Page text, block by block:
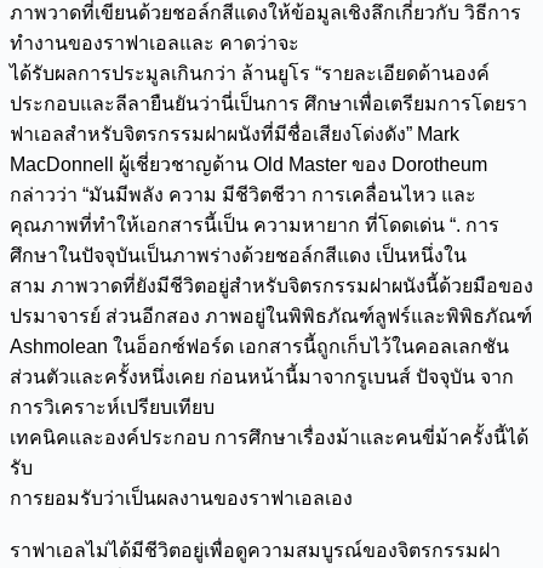
ภาพวาดที่เขียนด้วยชอล์กสีแดงให้ข้อมูลเชิงลึกเกี่ยวกับ วิธีการ
ทำงานของราฟาเอลและ คาดว่าจะ
ได้รับผลการประมูลเกินกว่า ล้านยูโร “รายละเอียดด้านองค์
ประกอบและลีลายืนยันว่านี่เป็นการ ศึกษาเพื่อเตรียมการโดยรา
ฟาเอลสำหรับจิตรกรรมฝาผนังที่มีชื่อเสียงโด่งดัง” Mark
MacDonnell ผู้เชี่ยวชาญด้าน Old Master ของ Dorotheum
กล่าวว่า “มันมีพลัง ความ มีชีวิตชีวา การเคลื่อนไหว และ
คุณภาพที่ทำให้เอกสารนี้เป็น ความหายาก ที่โดดเด่น “. การ
ศึกษาในปัจจุบันเป็นภาพร่างด้วยชอล์กสีแดง เป็นหนึ่งใน
สาม ภาพวาดที่ยังมีชีวิตอยู่สำหรับจิตรกรรมฝาผนังนี้ด้วยมือของ
ปรมาจารย์ ส่วนอีกสอง ภาพอยู่ในพิพิธภัณฑ์ลูฟร์และพิพิธภัณฑ์
Ashmolean ในอ็อกซ์ฟอร์ด เอกสารนี้ถูกเก็บไว้ในคอลเลกชัน
ส่วนตัวและครั้งหนึ่งเคย ก่อนหน้านี้มาจากรูเบนส์ ปัจจุบัน จาก
การวิเคราะห์เปรียบเทียบ
เทคนิคและองค์ประกอบ การศึกษาเรื่องม้าและคนขี่ม้าครั้งนี้ได้
รับ
การยอมรับว่าเป็นผลงานของราฟาเอลเอง
ราฟาเอลไม่ได้มีชีวิตอยู่เพื่อดูความสมบูรณ์ของจิตรกรรมฝา